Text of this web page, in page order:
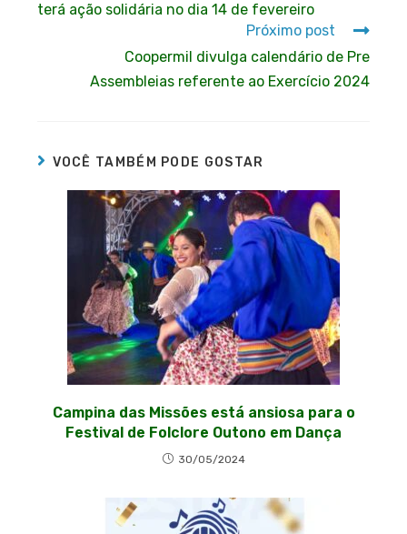
terá ação solidária no dia 14 de fevereiro
Próximo post
Coopermil divulga calendário de Pre
Assembleias referente ao Exercício 2024
VOCÊ TAMBÉM PODE GOSTAR
Campina das Missões está ansiosa para o
Festival de Folclore Outono em Dança
30/05/2024